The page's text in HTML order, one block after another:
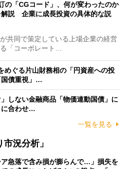
の「CGコード」、何が変わったのか
解説 企業に成長投資の具体的な説
共同で策定している上場企業の経営
「コーポレート…
めぐる片山財務相の「円資産への投
債重視」…
しない金融商品「物価連動国債」に
合わせ…
一覧を見る
況分析」
ア急落で含み損が膨らんで…」損失を